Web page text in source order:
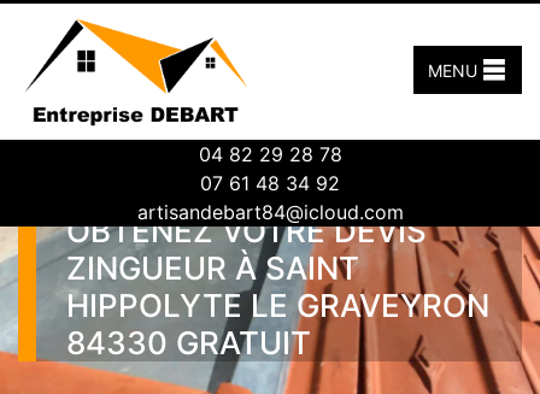
04 82 29 28 78
07 61 48 34 92
artisandebart84@icloud.com
MENU
OBTENEZ VOTRE DEVIS
ZINGUEUR À SAINT
HIPPOLYTE LE GRAVEYRON
84330 GRATUIT